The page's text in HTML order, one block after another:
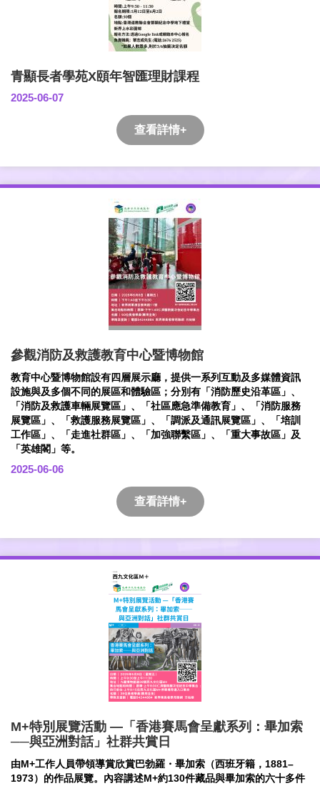
青顯長者學苑X頤年智匯理財課程
2025-06-07
查看詳情+
參觀消防及救護教育中心暨博物館
教育中心暨博物館設有四層展示廳，提供一系列互動及多媒體資訊
設施與及多個不同的展區和體驗區；分別有「消防歷史沿革區」、
「消防及救護車輛展覽區」、「社區應急準備教育」、「消防服務
展覽區」、「救護服務展覽區」、「調派及通訊展覽區」、「培訓
工作區」、「走進社群區」、「加強聯繫區」、「重大事故區」及
「英雄閣」等。
2025-06-06
查看詳情+
M+特別展覽活動 —「香港賽馬會呈獻系列：畢加索
──與亞洲對話」社群共賞日
由M+工作人員帶領導賞欣賞巴勃羅・畢加索（西班牙籍，1881–
1973）的作品展覽。內容講述M+約130件藏品與畢加索的六十多件